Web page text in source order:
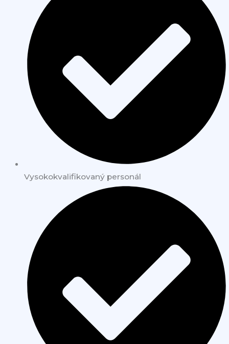
Vysokokvalifikovaný personál